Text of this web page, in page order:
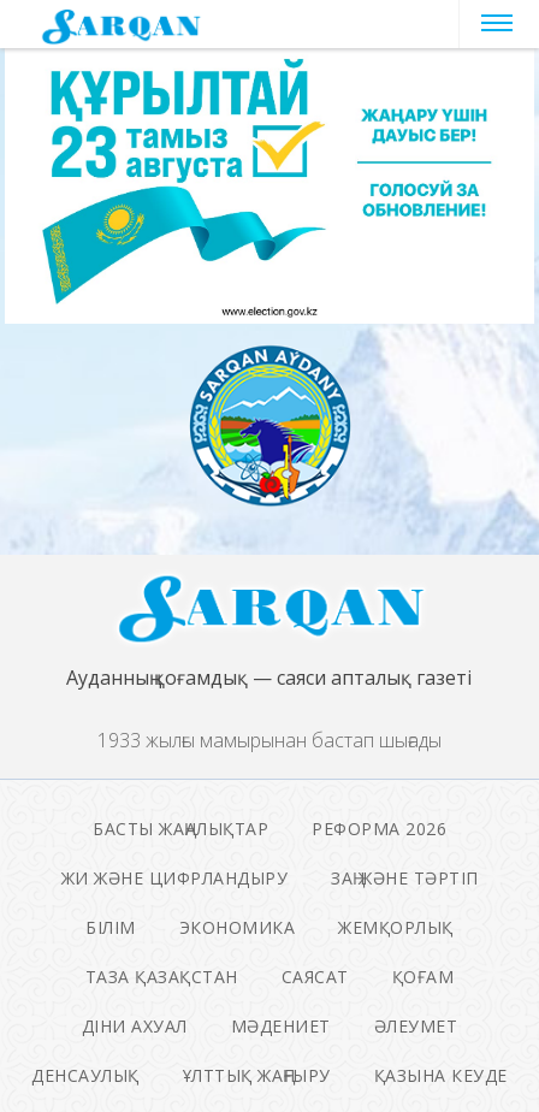
Ауданның қоғамдық — саяси апталық газеті
1933 жылғы мамырынан бастап шығады
БАСТЫ ЖАҢАЛЫҚТАР РЕФОРМА 2026
ЖИ ЖӘНЕ ЦИФРЛАНДЫРУ ЗАҢ ЖӘНЕ ТӘРТІП
БІЛІМ ЭКОНОМИКА ЖЕМҚОРЛЫҚ
ТАЗА ҚАЗАҚСТАН САЯСАТ ҚОҒАМ
ДІНИ АХУАЛ МӘДЕНИЕТ ӘЛЕУМЕТ
ДЕНСАУЛЫҚ ҰЛТТЫҚ ЖАҢҒЫРУ ҚАЗЫНА КЕУДЕ